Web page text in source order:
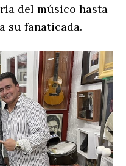
del músico hasta
su fanaticada.